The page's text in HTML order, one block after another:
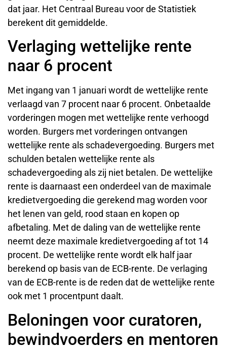
dat jaar. Het Centraal Bureau voor de Statistiek
berekent dit gemiddelde.
Verlaging wettelijke rente
naar 6 procent
Met ingang van 1 januari wordt de wettelijke rente
verlaagd van 7 procent naar 6 procent. Onbetaalde
vorderingen mogen met wettelijke rente verhoogd
worden. Burgers met vorderingen ontvangen
wettelijke rente als schadevergoeding. Burgers met
schulden betalen wettelijke rente als
schadevergoeding als zij niet betalen. De wettelijke
rente is daarnaast een onderdeel van de maximale
kredietvergoeding die gerekend mag worden voor
het lenen van geld, rood staan en kopen op
afbetaling. Met de daling van de wettelijke rente
neemt deze maximale kredietvergoeding af tot 14
procent. De wettelijke rente wordt elk half jaar
berekend op basis van de ECB-rente. De verlaging
van de ECB-rente is de reden dat de wettelijke rente
ook met 1 procentpunt daalt.
Beloningen voor curatoren,
bewindvoerders en mentoren